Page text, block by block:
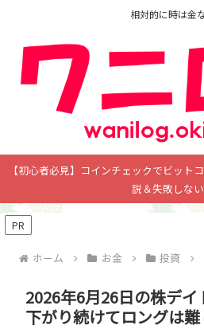
相対的に時は金な
【初心者必見】コインチェックでビット
説＆失敗しな
PR
ホーム お金 投資
2026年6月26日の株デ
下がり続けてロングは